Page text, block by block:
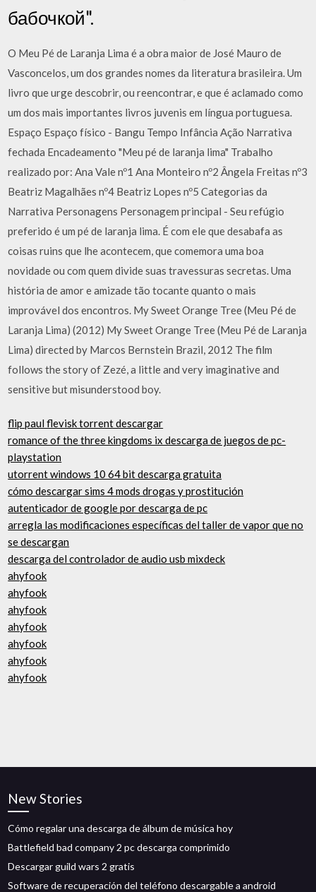
бабочкой".
O Meu Pé de Laranja Lima é a obra maior de José Mauro de
Vasconcelos, um dos grandes nomes da literatura brasileira. Um
livro que urge descobrir, ou reencontrar, e que é aclamado como
um dos mais importantes livros juvenis em língua portuguesa.
Espaço Espaço físico - Bangu Tempo Infância Ação Narrativa
fechada Encadeamento "Meu pé de laranja lima" Trabalho
realizado por: Ana Vale nº1 Ana Monteiro nº2 Ângela Freitas nº3
Beatriz Magalhães nº4 Beatriz Lopes nº5 Categorias da
Narrativa Personagens Personagem principal - Seu refúgio
preferido é um pé de laranja lima. É com ele que desabafa as
coisas ruins que lhe acontecem, que comemora uma boa
novidade ou com quem divide suas travessuras secretas. Uma
história de amor e amizade tão tocante quanto o mais
improvável dos encontros. My Sweet Orange Tree (Meu Pé de
Laranja Lima) (2012) My Sweet Orange Tree (Meu Pé de Laranja
Lima) directed by Marcos Bernstein Brazil, 2012 The film
follows the story of Zezé, a little and very imaginative and
sensitive but misunderstood boy.
flip paul flevisk torrent descargar
romance of the three kingdoms ix descarga de juegos de pc-
playstation
utorrent windows 10 64 bit descarga gratuita
cómo descargar sims 4 mods drogas y prostitución
autenticador de google por descarga de pc
arregla las modificaciones específicas del taller de vapor que no
se descargan
descarga del controlador de audio usb mixdeck
ahyfook
ahyfook
ahyfook
ahyfook
ahyfook
ahyfook
ahyfook
New Stories
Cómo regalar una descarga de álbum de música hoy
Battlefield bad company 2 pc descarga comprimido
Descargar guild wars 2 gratis
Software de recuperación del teléfono descargable a android